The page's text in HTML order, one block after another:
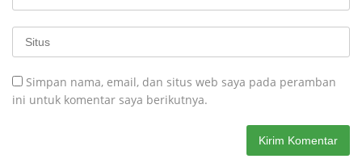
Simpan nama, email, dan situs web saya pada peramban
ini untuk komentar saya berikutnya.